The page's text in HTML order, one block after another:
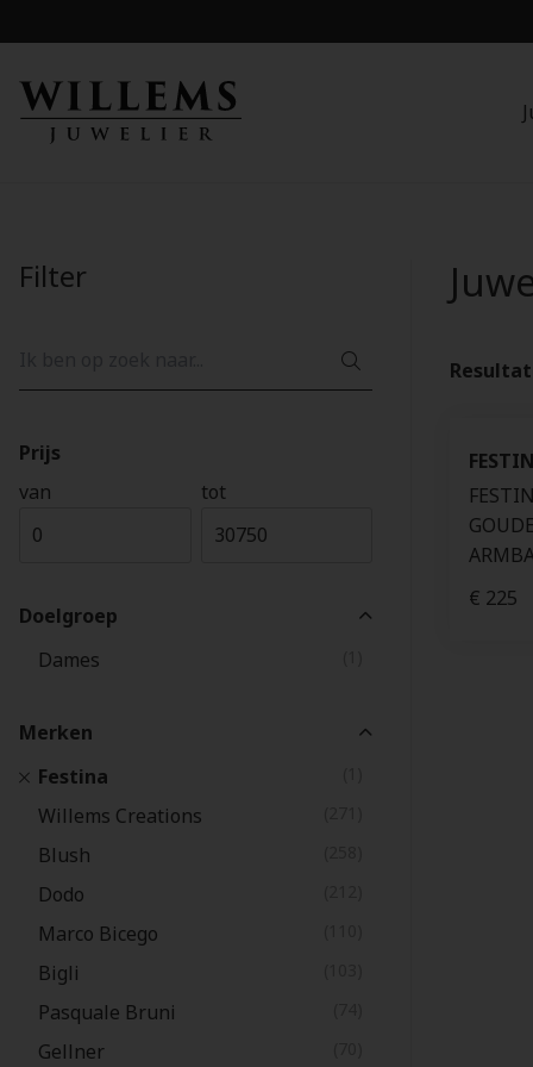
Filter
Prijs
van
tot
Doelgroep
Dames
Merken
Festina
Willems Creations
Blush
Dodo
Marco Bicego
Bigli
Pasquale Bruni
Gellner
€ 225